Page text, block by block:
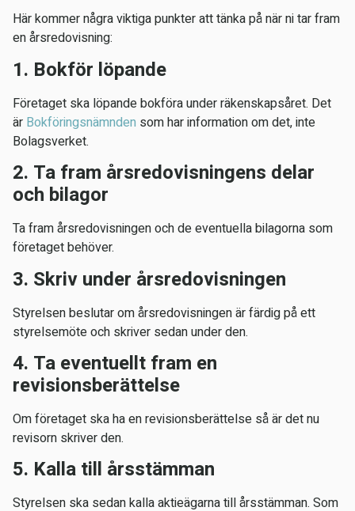
Här kommer några viktiga punkter att tänka på när ni tar fram
en årsredovisning:
1. Bokför löpande
Företaget ska löpande bokföra under räkenskapsåret. Det
är Bokföringsnämnden som har information om det, inte
Bolagsverket.
2. Ta fram årsredovisningens delar
och bilagor
Ta fram årsredovisningen och de eventuella bilagorna som
företaget behöver.
3. Skriv under årsredovisningen
Styrelsen beslutar om årsredovisningen är färdig på ett
styrelsemöte och skriver sedan under den.
4. Ta eventuellt fram en
revisionsberättelse
Om företaget ska ha en revisionsberättelse så är det nu
revisorn skriver den.
5. Kalla till årsstämman
Styrelsen ska sedan kalla aktieägarna till årsstämman. Som